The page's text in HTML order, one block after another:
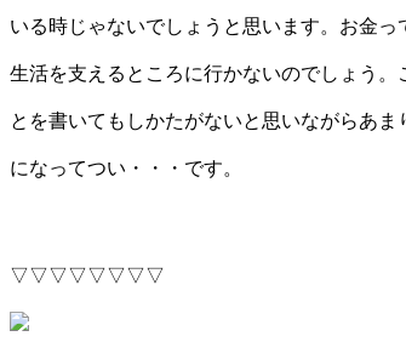
いる時じゃないでしょうと思います。お金
生活を支えるところに行かないのでしょう。
とを書いてもしかたがないと思いながらあ
になってつい・・・です。
▽▽▽▽▽▽▽▽